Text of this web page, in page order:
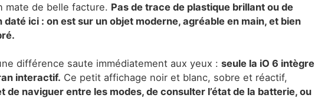
mate de belle facture. Pas de trace de plastique brillant ou de
daté ici : on est sur un objet moderne, agréable en main, et bien
différence saute immédiatement aux yeux : seule la iO 6 intègre
interactif. Ce petit affichage noir et blanc, sobre et réactif,
de naviguer entre les modes, de consulter l’état de la batterie, ou